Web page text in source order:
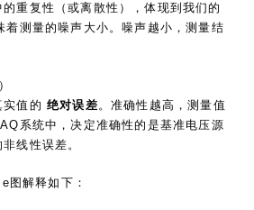
重复性（或离散性），体现到我们的
着测量的噪声大小。噪声越小，测量结
实值的绝对误差。准确性越高，测量值
系统中，决定准确性的是基准电压源
线性误差。
图解释如下：